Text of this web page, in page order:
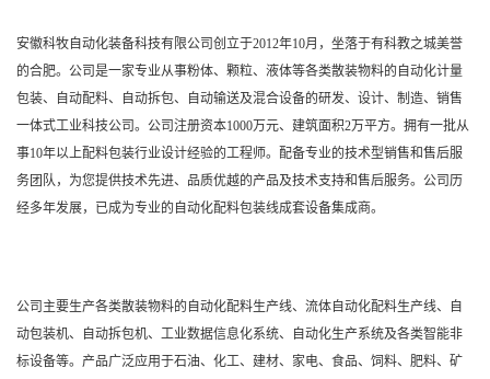
安徽科牧自动化装备科技有限公司创立于2012年10月，坐落于有科教之城美誉
的合肥。公司是一家专业从事粉体、颗粒、液体等各类散装物料的自动化计量
包装、自动配料、自动拆包、自动输送及混合设备的研发、设计、制造、销售
一体式工业科技公司。公司注册资本1000万元、建筑面积2万平方。拥有一批从
事10年以上配料包装行业设计经验的工程师。配备专业的技术型销售和售后服
务团队，为您提供技术先进、品质优越的产品及技术支持和售后服务。公司历
经多年发展，已成为专业的自动化配料包装线成套设备集成商。
公司主要生产各类散装物料的自动化配料生产线、流体自动化配料生产线、自
动包装机、自动拆包机、工业数据信息化系统、自动化生产系统及各类智能非
标设备等。产品广泛应用于石油、化工、建材、家电、食品、饲料、肥料、矿